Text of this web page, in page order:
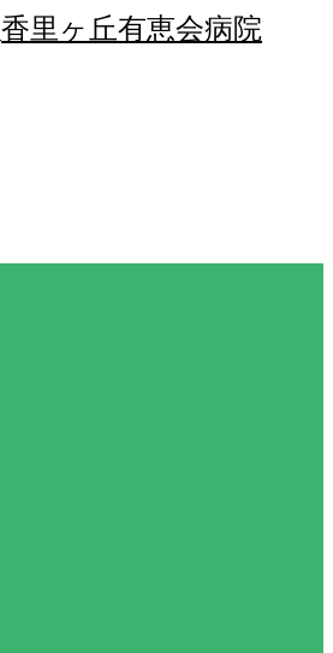
香里ヶ丘有恵会病院